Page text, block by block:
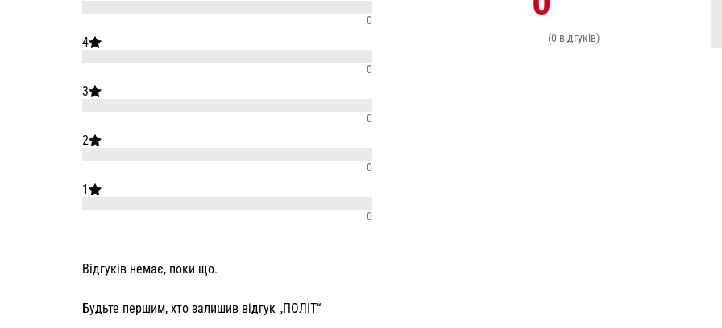
0
4
0
3
0
2
0
1
0
(0 відгуків)
Відгуків немає, поки що.
Будьте першим, хто залишив відгук „ПОЛІТ“